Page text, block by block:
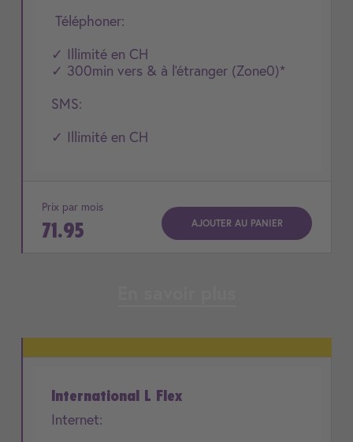
Téléphoner:
✓ Illimité en CH
✓ 300min vers & à l'étranger (Zone0)*
SMS:
✓ Illimité en CH
Prix par mois
71.95 AJOUTER AU PANIER
International L Flex
Internet: